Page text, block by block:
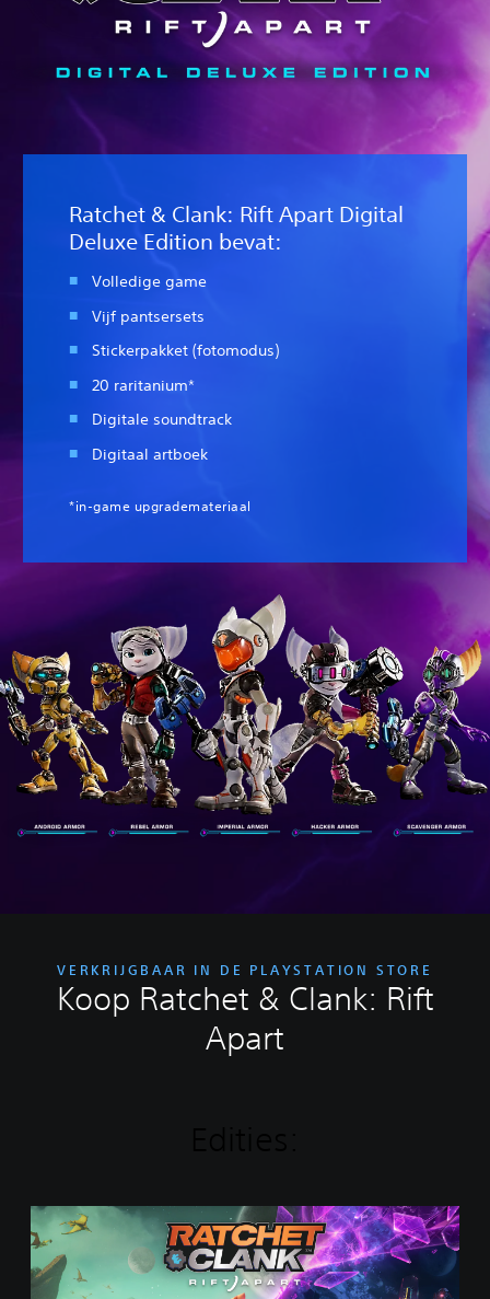
Ratchet & Clank: Rift Apart Digital
Deluxe Edition bevat:
Volledige game
Vijf pantsersets
Stickerpakket (fotomodus)
20 raritanium*
Digitale soundtrack
Digitaal artboek
*in-game upgrademateriaal
VERKRIJGBAAR IN DE PLAYSTATION STORE
Koop Ratchet & Clank: Rift
Apart
S
t
n